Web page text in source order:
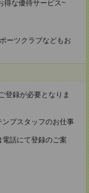
得な優待サービス~
ーツクラブなどもお
登録が必要となりま
プスタッフのお仕事
話にて登録のご案